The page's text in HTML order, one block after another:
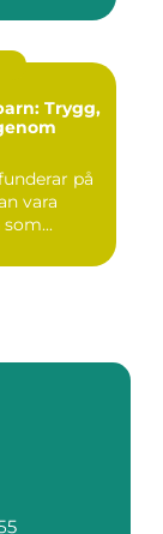
Trygg,
på
vara